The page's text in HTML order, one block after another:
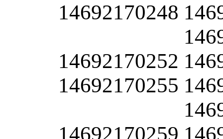
14692170248
14692170252
14692170255
14692170259